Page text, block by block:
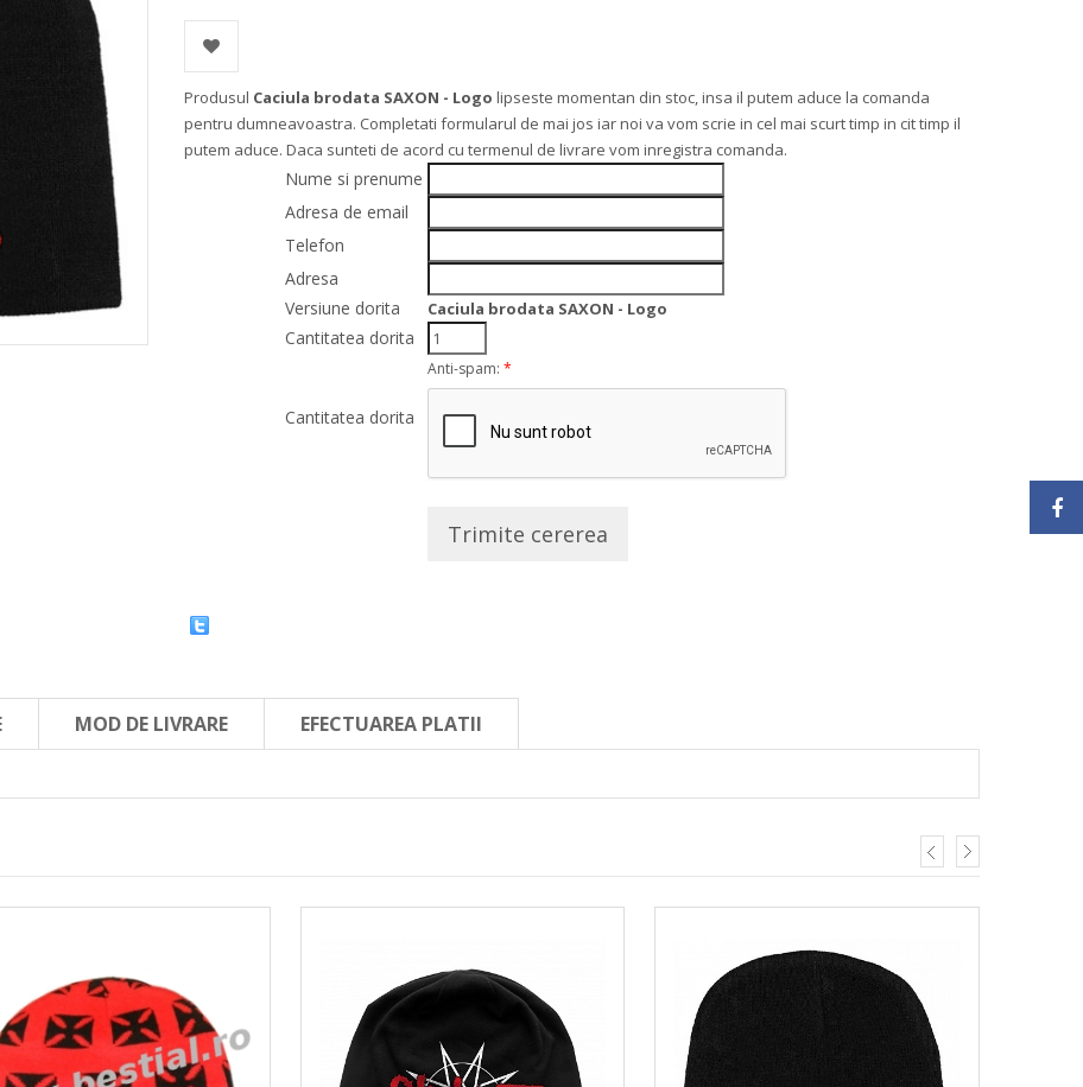
Produsul Caciula brodata SAXON - Logo lipseste momentan din stoc, insa il putem aduce la comanda
pentru dumneavoastra. Completati formularul de mai jos iar noi va vom scrie in cel mai scurt timp in cit timp il
putem aduce. Daca sunteti de acord cu termenul de livrare vom inregistra comanda.
Nume si prenume
Adresa de email
Telefon
Adresa
Versiune dorita
Caciula brodata SAXON - Logo
Cantitatea dorita
Cantitatea dorita
Anti-spam: *
Trimite cererea
MOD DE LIVRARE EFECTUAREA PLATII